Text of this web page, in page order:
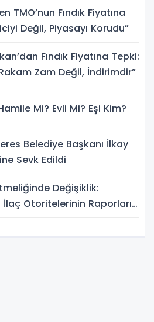
TMO’nun Fındık Fiyatına
Değil, Piyasayı Korudu”
Fındık Fiyatına Tepki:
Zam Değil, İndirimdir”
Mi? Evli Mi? Eşi Kim?
Belediye Başkanı İlkay
Sevk Edildi
Değişiklik:
İlaç Otoritelerinin Raporları